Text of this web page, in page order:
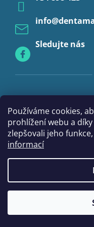
Používáme cookies,
prohlížení webu a
zlepšovali jeho
informací
info@
Sledujte nás